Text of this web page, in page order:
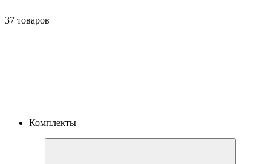
37 товаров
Комплекты